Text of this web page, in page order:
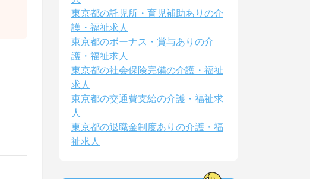
東京都の託児所・育児補助ありの介
護・福祉求人
東京都のボーナス・賞与ありの介
護・福祉求人
東京都の社会保険完備の介護・福祉
求人
東京都の交通費支給の介護・福祉求
人
東京都の退職金制度ありの介護・福
祉求人